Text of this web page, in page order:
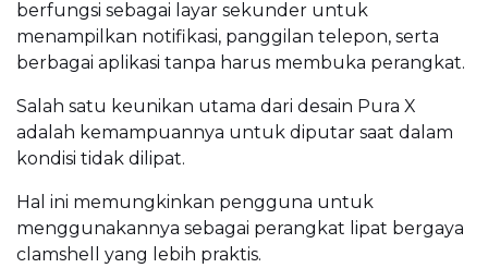
berfungsi sebagai layar sekunder untuk
menampilkan notifikasi, panggilan telepon, serta
berbagai aplikasi tanpa harus membuka perangkat.
Salah satu keunikan utama dari desain Pura X
adalah kemampuannya untuk diputar saat dalam
kondisi tidak dilipat.
Hal ini memungkinkan pengguna untuk
menggunakannya sebagai perangkat lipat bergaya
clamshell yang lebih praktis.